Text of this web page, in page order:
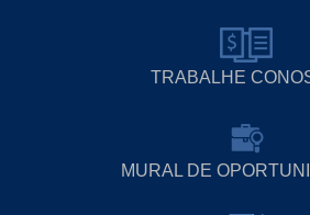
TRABALHE
MURAL DE